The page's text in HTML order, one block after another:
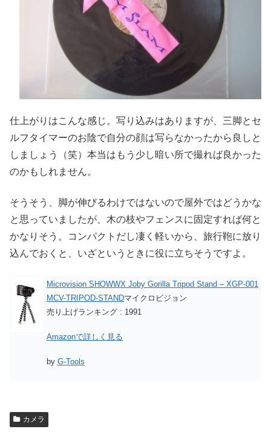
仕上がりはこんな感じ。写り込みはありますが、三脚とセ
ルフタイマーのお陰で自分の顔は写らなかったから良しと
しましょう（笑）本当はもう少し暗い所で撮れば良かった
のかもしれません。
そうそう、脚が伸びるわけではないので屋外ではどうかな
と思っていましたが、木の枝やフェンスに固定すれば何と
かなりそう。コンパクトだし凄く軽いから、旅行鞄に放り
込んでおくと、いざというときに役に立ちそうですよ。
Microvision SHOWWX Joby Gorilla Tripod Stand – XGP-001
MCV-TRIPOD-STANDマイクロビジョン
売り上げランキング : 1991
Amazonで詳しく見る
by G-Tools
カメラ